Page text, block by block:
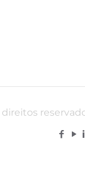
direitos